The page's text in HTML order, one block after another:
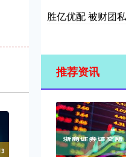
胜亿优配 被财团
推荐资讯